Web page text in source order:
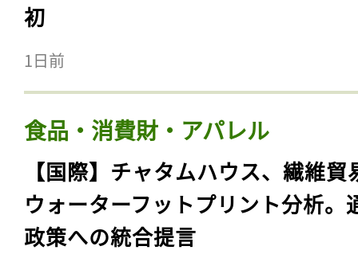
初
1日前
食品・消費財・アパレル
【国際】チャタムハウス、繊維貿
ウォーターフットプリント分析。
政策への統合提言